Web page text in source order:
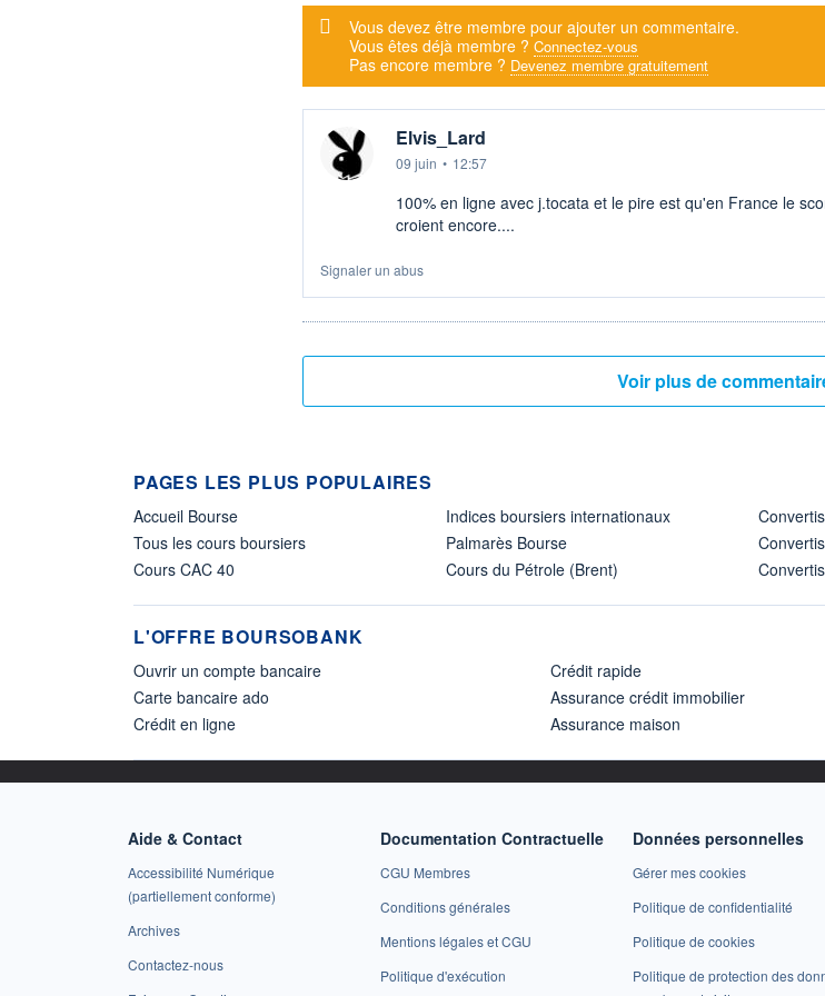
Message d'alerte
Vous devez être membre pour ajouter un commentaire.
Vous êtes déjà membre ? Connectez-vous
Pas encore membre ? Devenez membre gratuitement
Elvis_Lard
09 juin • 12:57
100% en ligne avec j.tocata et le pire est qu'en France le
croient encore....
Signaler un abus
PAGES LES PLUS POPULAIRES
Accueil Bourse
Tous les cours boursiers
Cours CAC 40
Indices boursiers internationaux
Palmarès Bourse
Cours du Pétrole (Brent)
L'OFFRE BOURSOBANK
Ouvrir un compte bancaire
Carte bancaire ado
Crédit en ligne
Crédit rapide
Assurance crédit immobilier
Assurance maison
Aide & Contact
Accessibilité Numérique
(partiellement conforme)
Archives
Contactez-nous
Documentation Contractuelle
CGU Membres
Conditions générales
Mentions légales et CGU
Politique d'exécution
Données personnelles
Gérer mes cookies
Politique de confidentialité
Politique de cookies
Politique de protection des